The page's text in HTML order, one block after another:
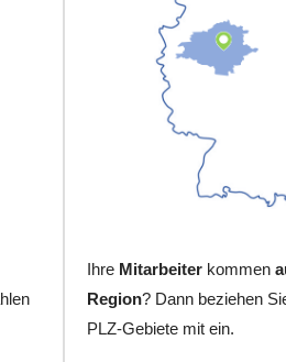
Ihre Mitarbeiter kommen
Region? Dann beziehen
PLZ-Gebiete mit ein.